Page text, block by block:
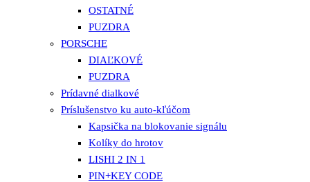
OSTATNÉ
PUZDRA
PORSCHE
DIAĽKOVÉ
PUZDRA
Prídavné dialkové
Príslušenstvo ku auto-kľúčom
Kapsička na blokovanie signálu
Kolíky do hrotov
LISHI 2 IN 1
PIN+KEY CODE